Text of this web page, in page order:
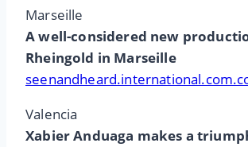
Marseille
A well-considered new
Rheingold in Marseille
Valencia
Xabier Anduaga makes a